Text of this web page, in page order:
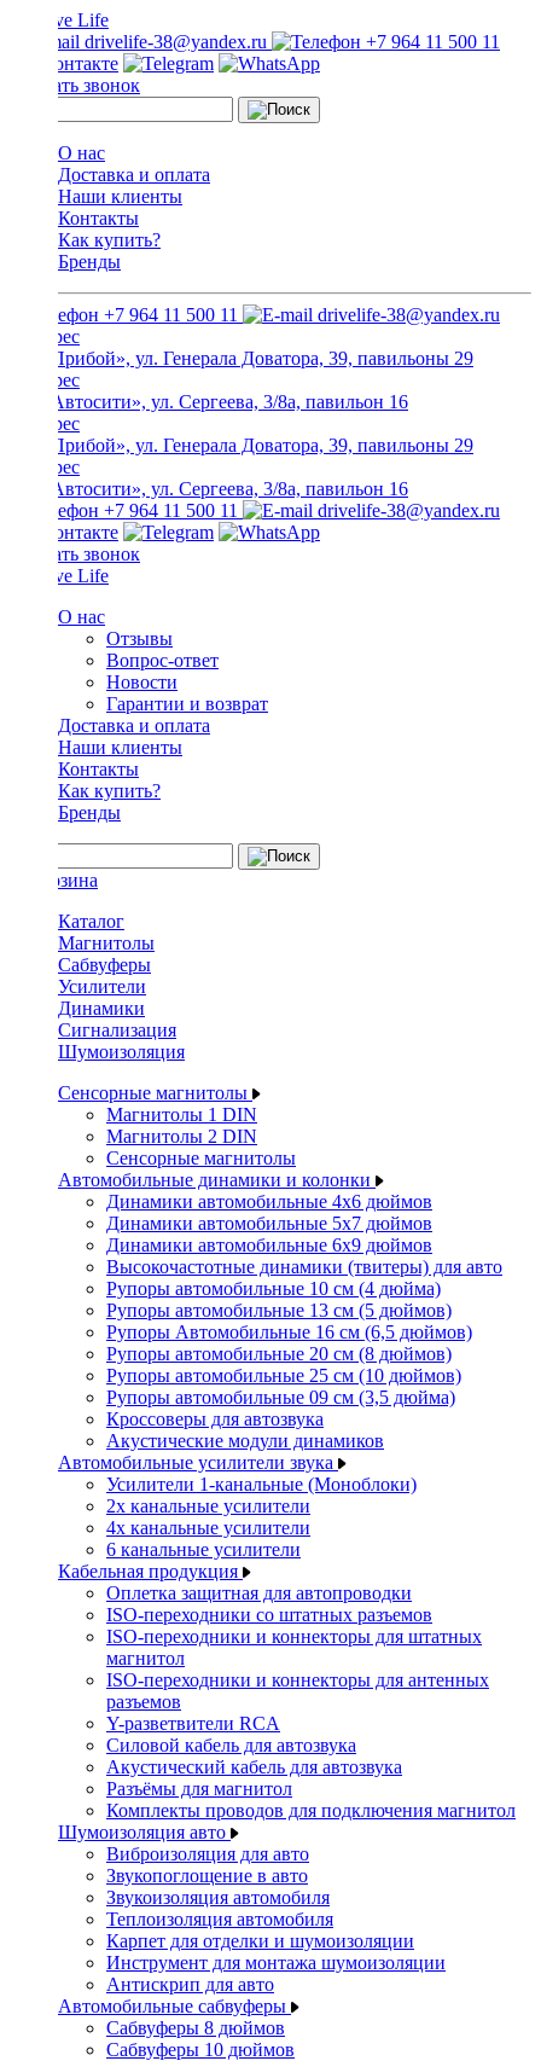
drivelife-38@yandex.ru +7 964 11 500 11
Заказать звонок
О нас
Доставка и оплата
Наши клиенты
Контакты
Как купить?
Бренды
+7 964 11 500 11 drivelife-38@yandex.ru
ТЦ «Прибой», ул. Генерала Доватора, 39, павильоны 29
ТЦ «Автосити», ул. Сергеева, 3/8а, павильон 16
ТЦ «Прибой», ул. Генерала Доватора, 39, павильоны 29
ТЦ «Автосити», ул. Сергеева, 3/8а, павильон 16
+7 964 11 500 11
drivelife-38@yandex.ru
Заказать звонок
О нас
Отзывы
Вопрос-ответ
Новости
Гарантии и возврат
Доставка и оплата
Наши клиенты
Контакты
Как купить?
Бренды
Каталог
Магнитолы
Сабвуферы
Усилители
Динамики
Сигнализация
Шумоизоляция
Сенсорные магнитолы
Магнитолы 1 DIN
Магнитолы 2 DIN
Сенсорные магнитолы
Автомобильные динамики и колонки
Динамики автомобильные 4x6 дюймов
Динамики автомобильные 5x7 дюймов
Динамики автомобильные 6x9 дюймов
Высокочастотные динамики (твитеры) для авто
Рупоры автомобильные 10 см (4 дюйма)
Рупоры автомобильные 13 см (5 дюймов)
Рупоры Автомобильные 16 см (6,5 дюймов)
Рупоры автомобильные 20 см (8 дюймов)
Рупоры автомобильные 25 см (10 дюймов)
Рупоры автомобильные 09 см (3,5 дюйма)
Кроссоверы для автозвука
Акустические модули динамиков
Автомобильные усилители звука
Усилители 1-канальные (Моноблоки)
2х канальные усилители
4х канальные усилители
6 канальные усилители
Кабельная продукция
Оплетка защитная для автопроводки
ISO-переходники со штатных разъемов
ISO-переходники и коннекторы для штатных
магнитол
ISO-переходники и коннекторы для антенных
разъемов
Y-разветвители RCA
Силовой кабель для автозвука
Акустический кабель для автозвука
Разъёмы для магнитол
Комплекты проводов для подключения магнитол
Шумоизоляция авто
Виброизоляция для авто
Звукопоглощение в авто
Звукоизоляция автомобиля
Теплоизоляция автомобиля
Карпет для отделки и шумоизоляции
Инструмент для монтажа шумоизоляции
Антискрип для авто
Автомобильные сабвуферы
Сабвуферы 8 дюймов
Сабвуферы 10 дюймов